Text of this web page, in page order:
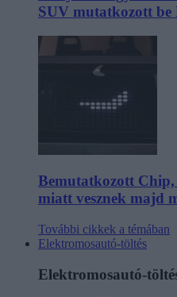
SUV mutatkozott be
Bemutatkozott
miatt vesznek majd
További cikkek a témában
Elektromosautó-töltés
Elektromosautó-